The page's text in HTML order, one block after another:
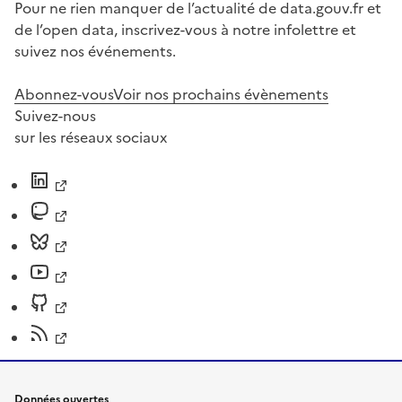
Pour ne rien manquer de l’actualité de data.gouv.fr et
de l’open data, inscrivez-vous à notre infolettre et
suivez nos événements.
Abonnez-vousVoir nos prochains évènements
Suivez-nous
sur les réseaux sociaux